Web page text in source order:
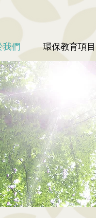
我們 環保教育項目